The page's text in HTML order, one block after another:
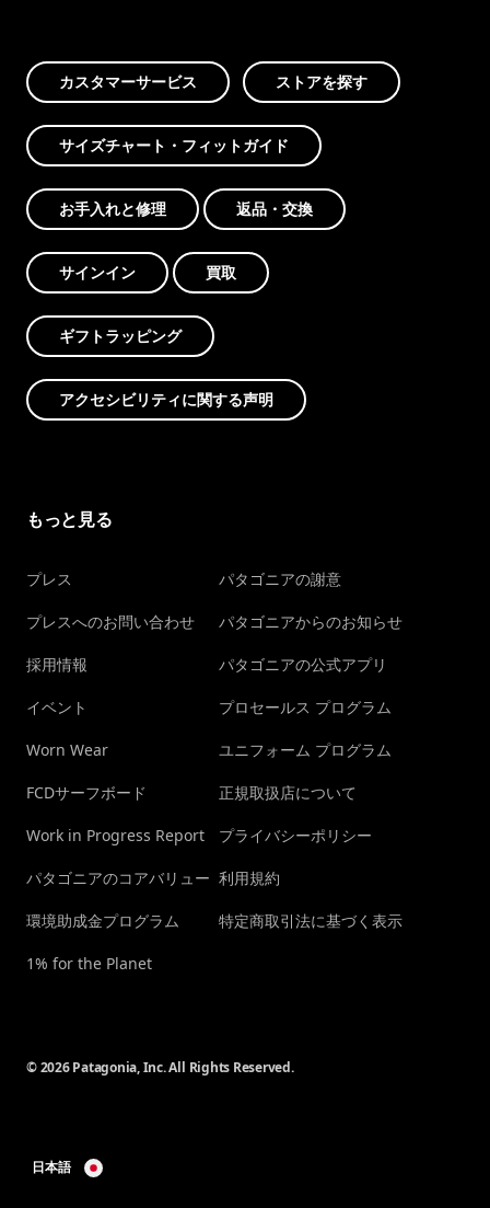
カスタマーサービス ストアを探す
サイズチャート・フィットガイド
お手入れと修理 返品・交換
サインイン 買取
ギフトラッピング
アクセシビリティに関する声明
もっと見る
プレス
プレスへのお問い合わせ
採用情報
イベント
Worn Wear
FCDサーフボード
Work in Progress Report
パタゴニアのコアバリュー
環境助成金プログラム
1% for the Planet
パタゴニアの謝意
パタゴニアからのお知らせ
パタゴニアの公式アプリ
プロセールス プログラム
ユニフォーム プログラム
正規取扱店について
プライバシーポリシー
利用規約
特定商取引法に基づく表示
© 2026 Patagonia, Inc. All Rights Reserved.
日本語